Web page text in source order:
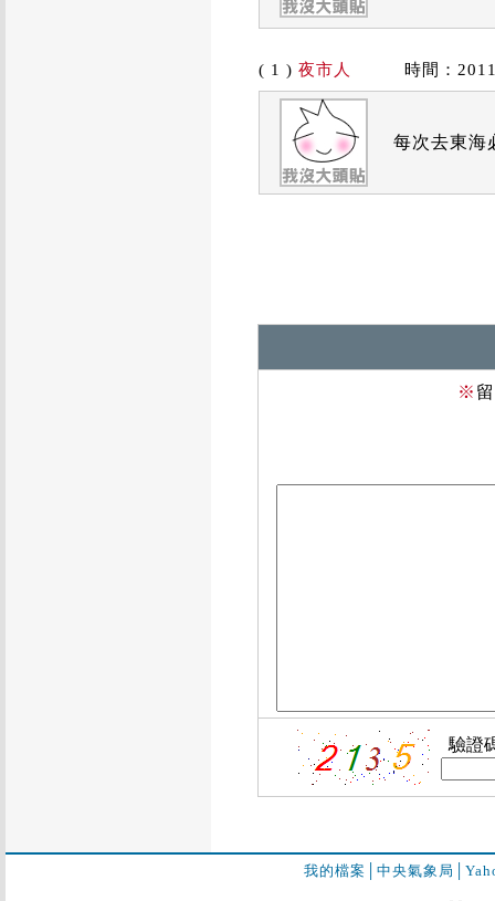
( 1 ) 夜市人 時間：
每次去東海
※
驗證
我的檔案 中央氣象局